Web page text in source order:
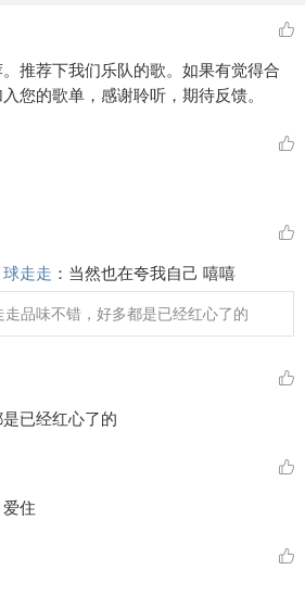
推荐下我们乐队的歌。如果有觉得合
您的歌单，感谢聆听，期待反馈。
走走 ： 当然也在夸我自己 嘻嘻
走品味不错，好多都是已经红心了的
已经红心了的
住